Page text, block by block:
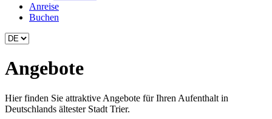
Anreise
Buchen
Angebote
Hier finden Sie attraktive Angebote für Ihren Aufenthalt in
Deutschlands ältester Stadt Trier.